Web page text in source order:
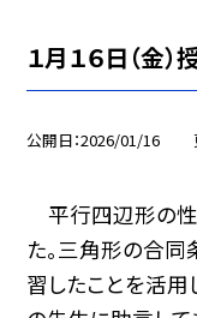
１月１６日（金
公開日 2026/01/16
平行四辺形の
た。三角形の合同
習したことを活用